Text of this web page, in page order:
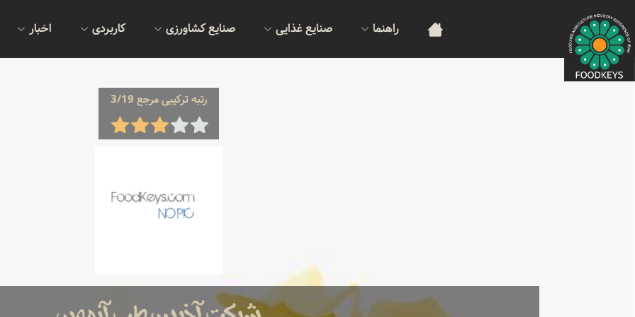
راهنما صنایع غذایی صنایع کشاورزی کاربردی اخبار
رتبه ترکیبی مرجع 3/19